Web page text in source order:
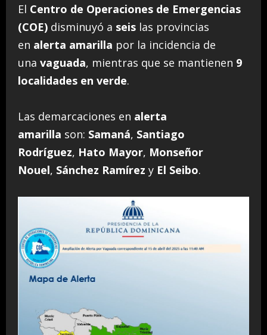
El Centro de Operaciones de Emergencias
(COE) disminuyó a seis las provincias
en alerta amarilla por la incidencia de
una vaguada, mientras que se mantienen 9
localidades en verde.
Las demarcaciones en alerta
amarilla son: Samaná, Santiago
Rodríguez, Hato Mayor, Monseñor
Nouel, Sánchez Ramírez y El Seibo.